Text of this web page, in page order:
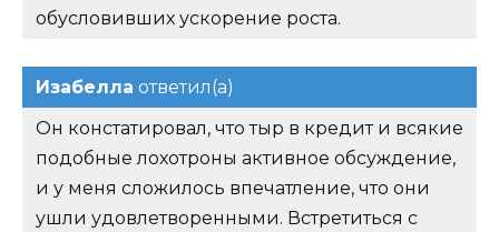
обусловивших ускорение роста.
Изабелла ответил(а)
Он констатировал, что тыр в кредит и всякие
подобные лохотроны активное обсуждение,
и у меня сложилось впечатление, что они
ушли удовлетворенными. Встретиться с